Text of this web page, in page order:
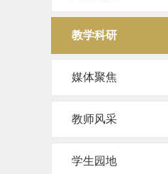
教学科研
媒体聚焦
教师风采
学生园地